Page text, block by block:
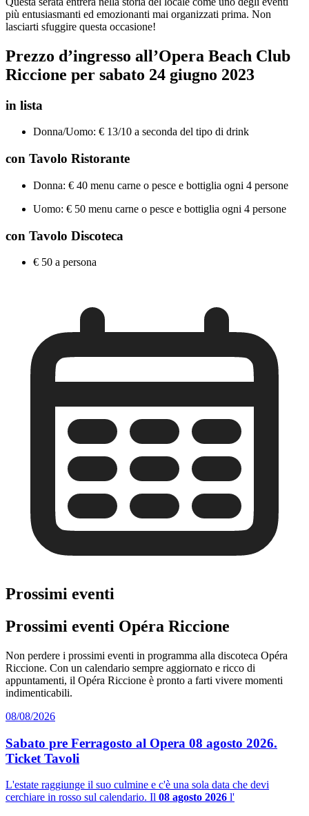
più entusiasmanti ed emozionanti mai organizzati prima. Non
lasciarti sfuggire questa occasione!
Prezzo d’ingresso all’Opera Beach Club
Riccione per sabato 24 giugno 2023
in lista
Donna/Uomo: € 13/10 a seconda del tipo di drink
con Tavolo Ristorante
Donna: € 40 menu carne o pesce e bottiglia ogni 4 persone
Uomo: € 50 menu carne o pesce e bottiglia ogni 4 persone
con Tavolo Discoteca
€ 50 a persona
Prossimi eventi
Prossimi eventi Opéra Riccione
Non perdere i prossimi eventi in programma alla discoteca Opéra
Riccione. Con un calendario sempre aggiornato e ricco di
appuntamenti, il Opéra Riccione è pronto a farti vivere momenti
indimenticabili.
08/08/2026
Sabato pre Ferragosto al Opera 08 agosto 2026.
Ticket Tavoli
L'estate raggiunge il suo culmine e c'è una sola data che devi
cerchiare in rosso sul calendario. Il 08 agosto 2026 l'